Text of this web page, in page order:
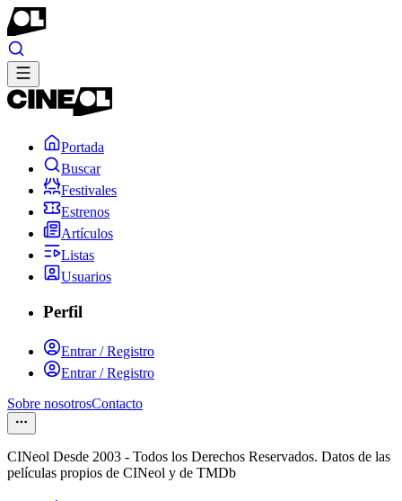
Portada
Buscar
Festivales
Estrenos
Artículos
Listas
Usuarios
Perfil
Entrar / Registro
Entrar / Registro
Sobre nosotrosContacto
CINeol Desde 2003 - Todos los Derechos Reservados. Datos de las
películas propios de CINeol y de TMDb